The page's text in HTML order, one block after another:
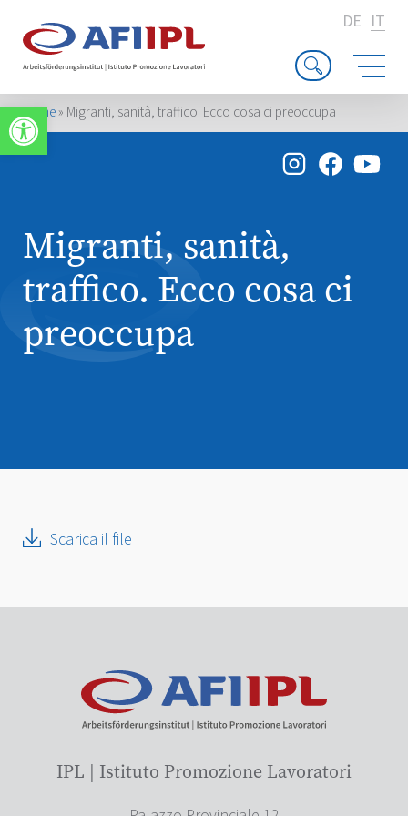
Apri la barra degli strumenti
DE IT
Home» Migranti, sanità, traffico. Ecco cosa ci preoccupa
Migranti, sanità,
traffico. Ecco cosa ci
preoccupa
Scarica il file
IPL | Istituto Promozione Lavoratori